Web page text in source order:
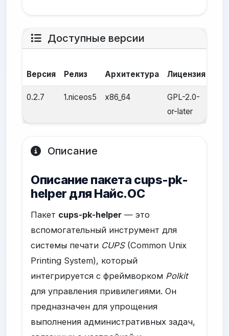
Доступные версии
Версия Релиз Архитектура Лицензия
0.2.7 1.niceos5 x86_64
GPL-2.0-
or-later
Описание
Описание пакета cups-pk-
helper для Найс.ОС
Пакет cups-pk-helper — это
вспомогательный инструмент для
системы печати CUPS(Common Unix
Printing System), который
интегрируется с фреймворком Polkit
для управления привилегиями. Он
предназначен для упрощения
выполнения административных задач,